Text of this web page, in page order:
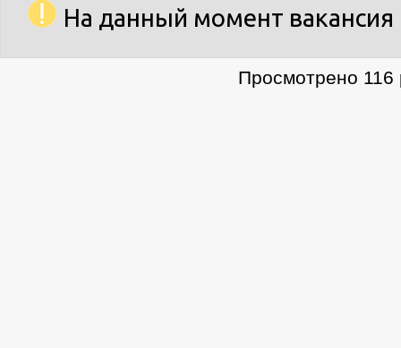
На данный момент вакансия
Просмотрено 116